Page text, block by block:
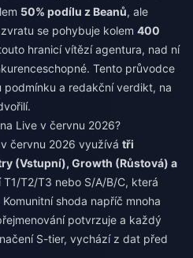
50% podílu z Beanů, ale
se pohybuje kolem 400
hranicí vítězí agentura, nad ní
Tento průvodce
a redakční verdikt, na
Live v červnu 2026?
červnu 2026 využívá tři
(Vstupní), Growth (Růstová) a
T2/T3 nebo S/A/B/C, která
shoda napříč mnoha
potvrzuje a každý
S-tier, vychází z dat před